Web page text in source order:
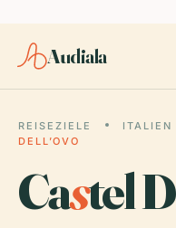
Audiala
REISEZIELE ITALIEN
DELL’OVO
Castel